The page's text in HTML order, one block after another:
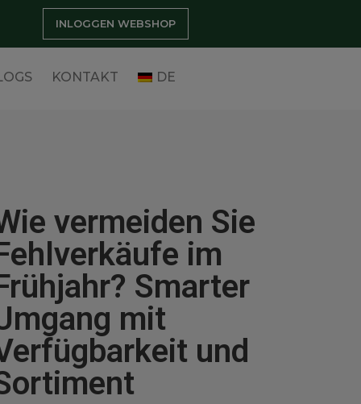
INLOGGEN WEBSHOP
KONTAKT DE
vermeiden Sie
im
Smarter
mit
und